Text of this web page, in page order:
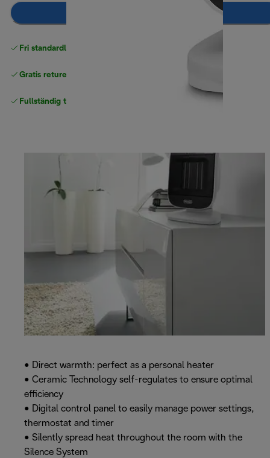
Fri standardleverans
Gratis returer
Fullständig tillverkargaranti
• Direct warmth: perfect as a personal heater
• Ceramic Technology self-regulates to ensure optimal
efficiency
• Digital control panel to easily manage power settings,
thermostat and timer
• Silently spread heat throughout the room with the
Silence System